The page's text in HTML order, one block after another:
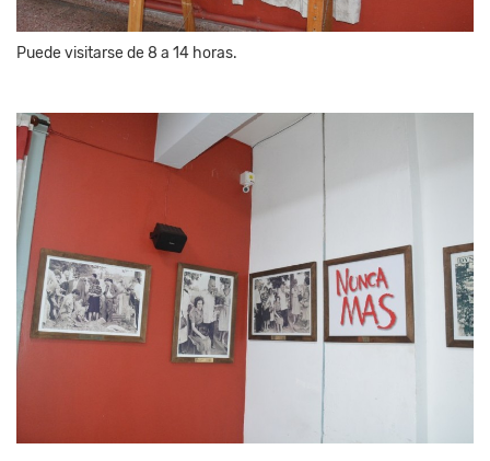
Puede visitarse de 8 a 14 horas.